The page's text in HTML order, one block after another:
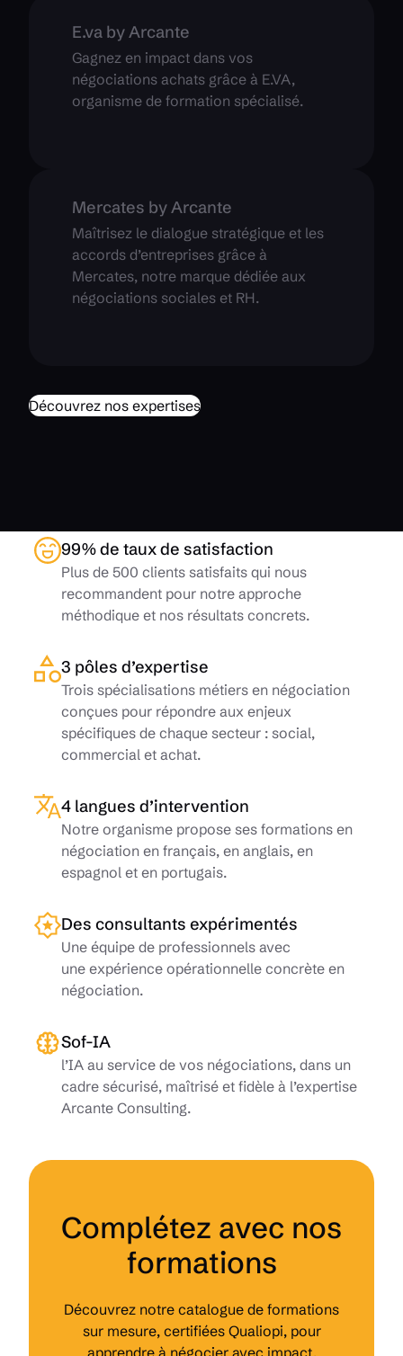
E.va by Arcante
Gagnez en impact dans vos
négociations achats grâce à E.VA,
organisme de formation spécialisé.
Mercates by Arcante
Maîtrisez le dialogue stratégique et les
accords d’entreprises grâce à
Mercates, notre marque dédiée aux
négociations sociales et RH.
Découvrez nos expertises
99% de taux de satisfaction
Plus de 500 clients satisfaits qui nous
recommandent pour notre approche
méthodique et nos résultats concrets.
3 pôles d’expertise
Trois spécialisations métiers en négociation
conçues pour répondre aux enjeux
spécifiques de chaque secteur : social,
commercial et achat.
4 langues d’intervention
Notre organisme propose ses formations en
négociation en français, en anglais, en
espagnol et en portugais.
Des consultants expérimentés
Une équipe de professionnels avec
une expérience opérationnelle concrète en
négociation.
Sof-IA
l’IA au service de vos négociations, dans un
cadre sécurisé, maîtrisé et fidèle à l’expertise
Arcante Consulting.
Complétez avec nos
formations
Découvrez notre catalogue de formations
sur mesure, certifiées Qualiopi, pour
apprendre à négocier avec impact,